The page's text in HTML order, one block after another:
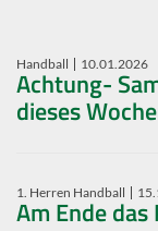
Handball 10.01.2026
Achtung-
dieses
1. Herren Handball
Am Ende